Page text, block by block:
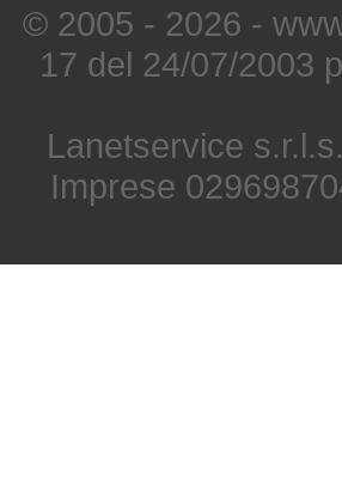
© 2005 - 2026 -
17 del 24/07/2003
Lanetservice
Imprese